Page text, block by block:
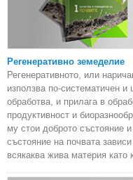
Регенеративно земеделие
Регенеративното, или
използва по-систематичен
обработва, и прилага в
продуктивност и
му стои доброто състояние
състояние на почвата
всякаква жива материя като